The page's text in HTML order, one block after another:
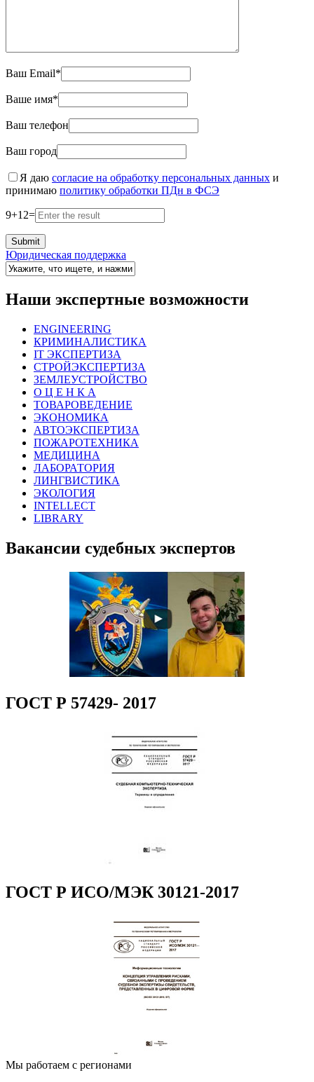
Ваш Email*
Ваше имя*
Ваш телефон
Ваш город
Я даю согласие на обработку персональных данных и
принимаю политику обработки ПДн в ФСЭ
9+12=
Юридическая поддержка
Наши экспертные возможности
ENGINEERING
КРИМИНАЛИСТИКА
IT ЭКСПЕРТИЗА
СТРОЙЭКСПЕРТИЗА
ЗЕМЛЕУСТРОЙСТВО
О Ц Е Н К А
ТОВАРОВЕДЕНИЕ
ЭКОНОМИКА
АВТОЭКСПЕРТИЗА
ПОЖАРОТЕХНИКА
МЕДИЦИНА
ЛАБОРАТОРИЯ
ЛИНГВИСТИКА
ЭКОЛОГИЯ
INTELLECT
LIBRARY
Вакансии судебных экспертов
ГОСТ Р 57429- 2017
ГОСТ Р ИСО/МЭК 30121-2017
Мы работаем с регионами